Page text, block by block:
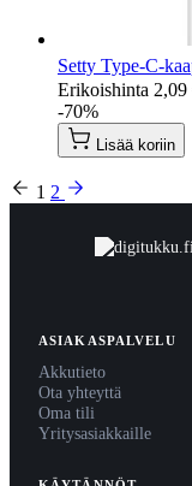
Setty Type-C-
Erikoishinta 2,09
-70%
Lisää koriin
1 2
ASIAKASPALVELU
Akkutieto
Ota yhteyttä
Oma tili
Yritysasiakkaille